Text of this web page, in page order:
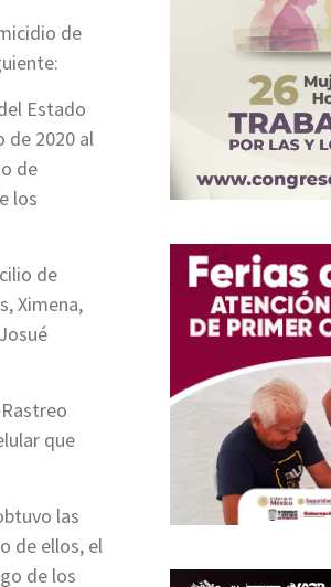
de
Estado
de 2020 al
de
los
de
Ximena,
que
las
de ellos, el
de los